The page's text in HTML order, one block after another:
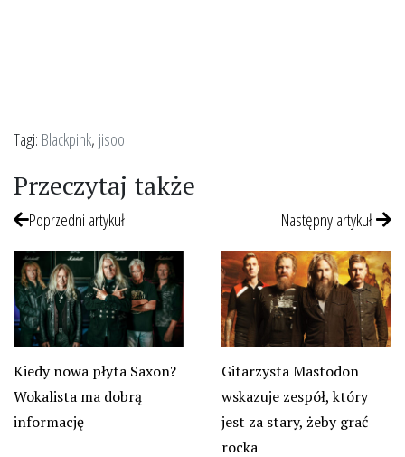
Tagi: Blackpink, jisoo
Przeczytaj także
Poprzedni artykuł
Kiedy nowa płyta Saxon?
Wokalista ma dobrą
informację
Następny artykuł
Gitarzysta Mastodon
wskazuje zespół, który
jest za stary, żeby grać
rocka